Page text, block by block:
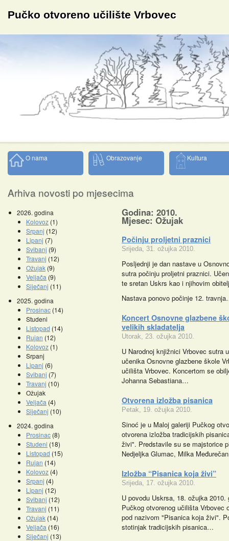
Pučko otvoreno učilište Vrbovec
O nama Obrazovanje Kultura
Arhiva novosti po mjesecima
2026. godina
Kolovoz (1)
Srpanj (12)
Lipanj (7)
Svibanj (9)
Travanj (12)
Ožujak (9)
Veljača (9)
Siječanj (11)
2025. godina
Prosinac (14)
Studeni
Listopad (14)
Rujan (12)
Kolovoz (1)
Srpanj
Lipanj (6)
Svibanj (7)
Travanj (10)
Ožujak
Veljača (4)
Siječanj (10)
2024. godina
Prosinac (8)
Studeni (18)
Listopad (15)
Rujan (14)
Kolovoz (4)
Srpanj (4)
Lipanj (12)
Svibanj (12)
Travanj (11)
Ožujak (14)
Veljača (16)
Siječanj (13)
Godina: 2010.
Mjesec: Ožujak
Počinju proljetni praznici
Srijeda, 31. ožujka 2010.
Posljednji je dan nastave u
sutra počinju proljetni praznici.
te sretan Uskrs kao i njihovim
Nastava ponovo počinje 12.
Koncert Osnovne glazbene
velikih skladatelja
Utorak, 23. ožujka 2010.
U Narodnoj knjižnici Vrbovec sutra
učenika Osnovne glazbene škole
učilišta Vrbovec. Koncertom se
Johanna Sebastiana…
Otvorena izložba pisanica
Petak, 19. ožujka 2010.
Sinoć je u Maloj galeriji Pučkog
otvorena izložba tradicijskih
živi". Predstavile su se majstorice
Nedjeljka Glumac, Milka
Izložba “Pisanica koja živi”
Srijeda, 17. ožujka 2010.
U povodu Uskrsa, 18. ožujka 2010.
Pučkog otvorenog učilišta Vrbovec
pod nazivom "Pisanica koja živi".
stotinjak tradicijskih pisanica…